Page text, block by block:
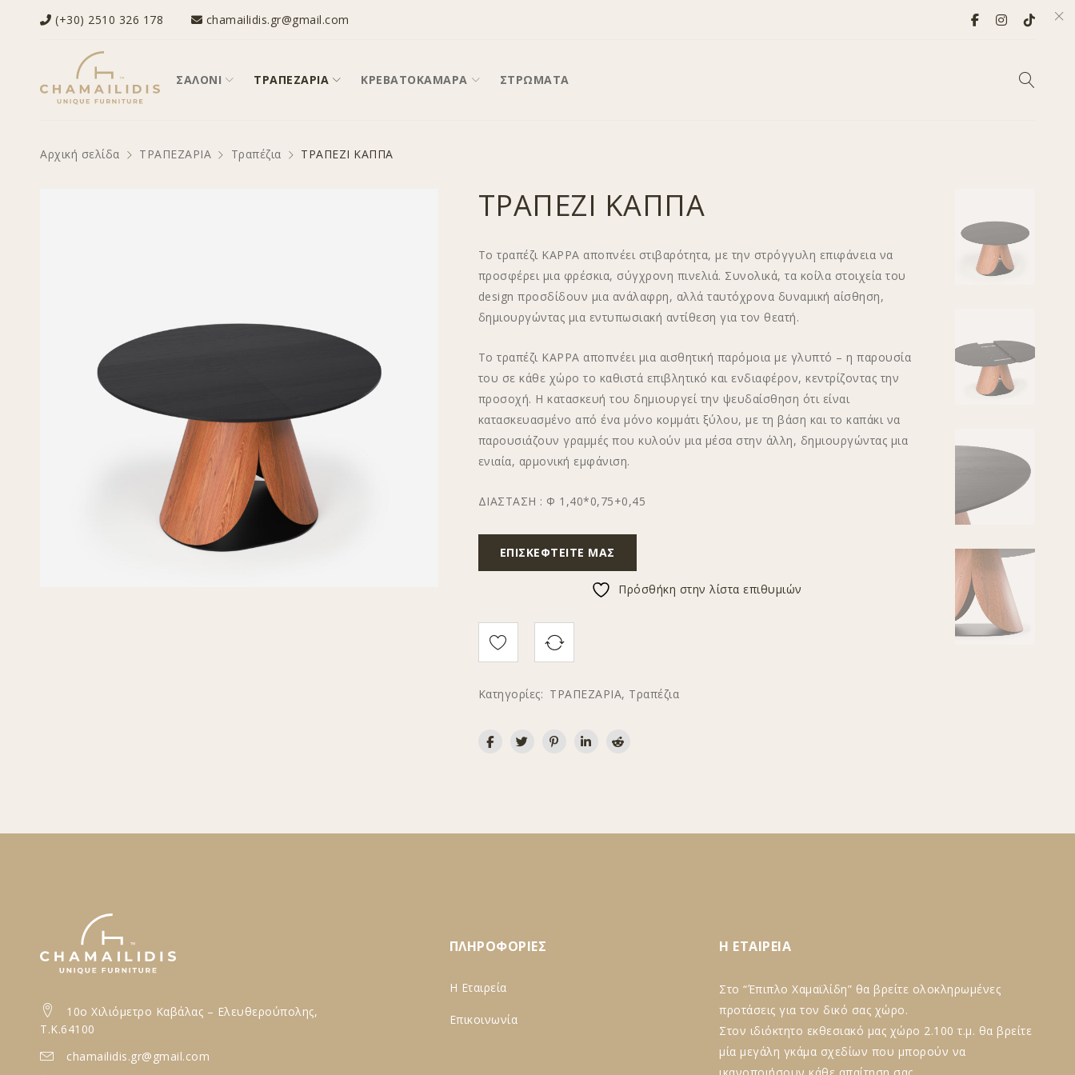
(+30) 2510 326 178 chamailidis.gr@gmail.com
ΣΑΛΟΝΙ ΤΡΑΠΕΖΑΡΙΑ ΚΡΕΒΑΤΟΚΑΜΑΡΑ ΣΤΡΩΜΑΤΑ
Αρχική σελίδα ΤΡΑΠΕΖΑΡΙΑ Τραπέζια ΤΡΑΠΕΖΙ ΚΑΠΠΑ
ΤΡΑΠΕΖΙ ΚΑΠΠΑ
Το τραπέζι KAPPA αποπνέει στιβαρότητα, με την στρόγγυλη επιφάνεια να
προσφέρει μια φρέσκια, σύγχρονη πινελιά. Συνολικά, τα κοίλα στοιχεία του
design προσδίδουν μια ανάλαφρη, αλλά ταυτόχρονα δυναμική αίσθηση,
δημιουργώντας μια εντυπωσιακή αντίθεση για τον θεατή.
Το τραπέζι KAPPA αποπνέει μια αισθητική παρόμοια με γλυπτό – η παρουσία
του σε κάθε χώρο το καθιστά επιβλητικό και ενδιαφέρον, κεντρίζοντας την
προσοχή. Η κατασκευή του δημιουργεί την ψευδαίσθηση ότι είναι
κατασκευασμένο από ένα μόνο κομμάτι ξύλου, με τη βάση και το καπάκι να
παρουσιάζουν γραμμές που κυλούν μια μέσα στην άλλη, δημιουργώντας μια
ενιαία, αρμονική εμφάνιση.
ΔΙΑΣΤΑΣΗ : Φ 1,40*0,75+0,45
ΕΠΙΣΚΕΦΤΕΊΤΕ ΜΑΣ
Πρόσθήκη στην λίστα επιθυμιών
Κατηγορίες: ΤΡΑΠΕΖΑΡΙΑ, Τραπέζια
10ο Xιλιόμετρο Καβάλας – Ελευθερούπολης,
T.K.64100
chamailidis.gr@gmail.com
ΠΛΗΡΟΦΟΡΙΕΣ
Η Εταιρεία
Επικοινωνία
Η ΕΤΑΙΡΕΙΑ
Στο “Έπιπλο Χαμαϊλίδη” θα βρείτε ολοκληρωμένες
προτάσεις για τον δικό σας χώρο.
Στον ιδιόκτητο εκθεσιακό μας χώρο 2.100 τ.μ. θα βρείτε
μία μεγάλη γκάμα σχεδίων που μπορούν να